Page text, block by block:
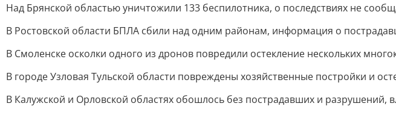
Над Брянской областью уничтожили 133 беспилотника, о последствиях не
В Ростовской области БПЛА сбили над одним районам, информация о
В Смоленске осколки одного из дронов повредили остекление нескольких
В городе Узловая Тульской области повреждены хозяйственные постройки и
В Калужской и Орловской областях обошлось без пострадавших и разрушений,